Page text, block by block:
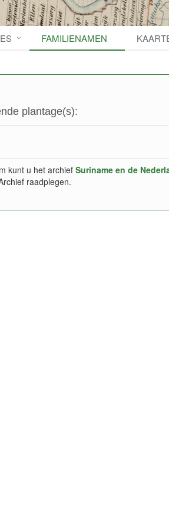
FAMILIENAMEN
plantage(s):
kunt u het archief Suriname en de
raadplegen.